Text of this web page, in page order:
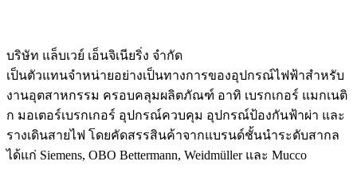
บริษัท แล็บเวย์ เอ็นจิเนียริ่ง จำกัด
เป็นตัวแทนจำหน่ายอย่างเป็นทางการของอุปกรณ์ไฟฟ้าสำหรับ
งานอุตสาหกรรม ครอบคลุมผลิตภัณฑ์ อาทิ เบรกเกอร์ แมกเนติ
ก มอเตอร์เบรกเกอร์ อุปกรณ์ควบคุม อุปกรณ์ป้องกันฟ้าผ่า และ
รางเดินสายไฟ โดยคัดสรรสินค้าจากแบรนด์ชั้นนำระดับสากล
ได้แก่ Siemens, OBO Bettermann, Weidmüller และ Mucco